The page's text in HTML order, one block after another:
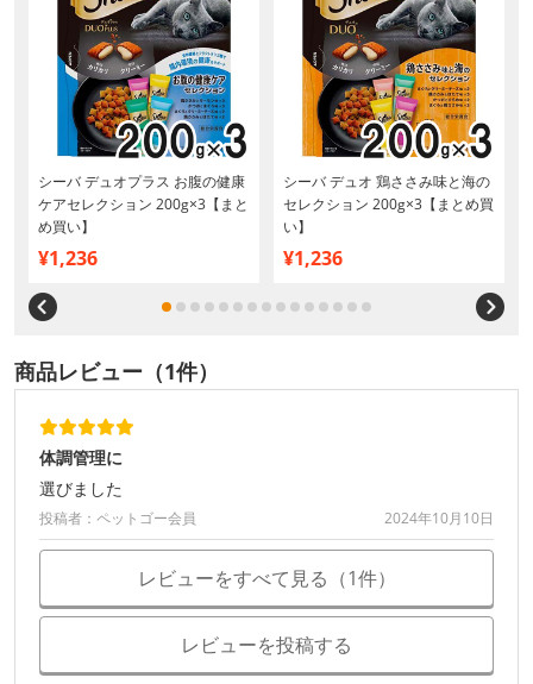
シーバ デュオプラス お腹の健康
ケアセレクション 200g×3【まと
め買い】
¥1,236
シーバ デュオ 鶏ささみ味と海の
セレクション 200g×3【まとめ買
い】
¥1,236
商品レビュー（1件）
体調管理に
選びました
投稿者：ペットゴー会員 2024年10月10日
レビューをすべて見る（1件）
レビューを投稿する